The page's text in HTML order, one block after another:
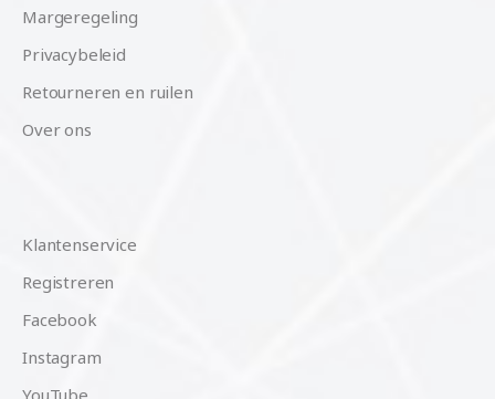
Margeregeling
Privacybeleid
Retourneren en ruilen
Over ons
Klantenservice
Registreren
Facebook
Instagram
YouTube